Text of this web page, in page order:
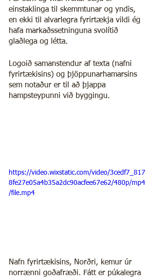
einstaklinga til skemmtunar og yndis,
en ekki til alvarlegra fyrirtækja vildi ég
hafa markaðssetninguna svolítið
glaðlega og létta.
Logoið samanstendur af texta (nafni
fyrirtækisins) og þjöppunarhamarsins
sem notaður er til að þjappa
hampsteypunni við byggingu.
https://video.wixstatic.com/video/3cedf7_817
8fe27e05a4b35a2dc90acfee67e62/480p/mp4
/file.mp4
Nafn fyrirtækisins, Norðri, kemur úr
norrænni goðafræði. Fátt er púkalegra